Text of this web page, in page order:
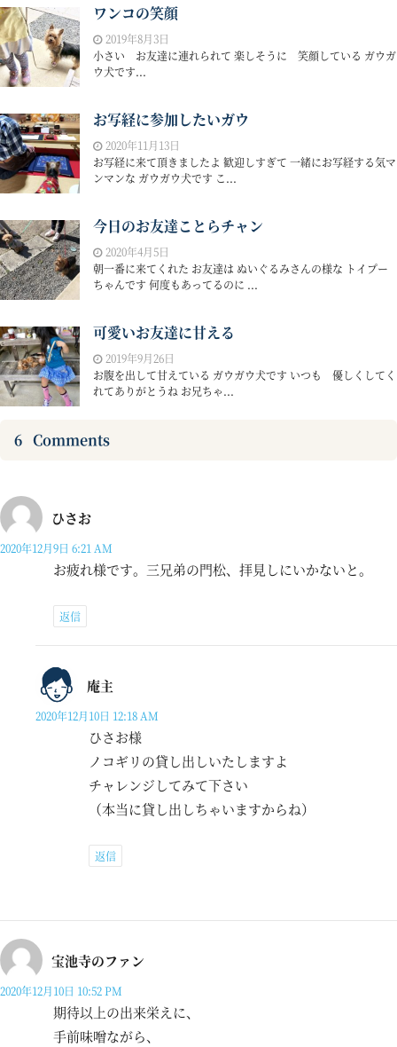
ワンコの笑顔
2019年8月3日
小さい お友達に連れられて 楽しそうに 笑顔している ガウガ
ウ犬です...
お写経に参加したいガウ
2020年11月13日
お写経に来て頂きましたよ 歓迎しすぎて 一緒にお写経する気マ
ンマンな ガウガウ犬です こ...
今日のお友達ことらチャン
2020年4月5日
朝一番に来てくれた お友達は ぬいぐるみさんの様な トイプー
ちゃんです 何度もあってるのに ...
可愛いお友達に甘える
2019年9月26日
お腹を出して甘えている ガウガウ犬です いつも 優しくしてく
れてありがとうね お兄ちゃ...
6 Comments
ひさお
2020年12月9日 6:21 AM
お疲れ様です。三兄弟の門松、拝見しにいかないと。
返信
庵主
2020年12月10日 12:18 AM
ひさお様
ノコギリの貸し出しいたしますよ
チャレンジしてみて下さい
（本当に貸し出しちゃいますからね）
返信
宝池寺のファン
2020年12月10日 10:52 PM
期待以上の出来栄えに、
手前味噌ながら、